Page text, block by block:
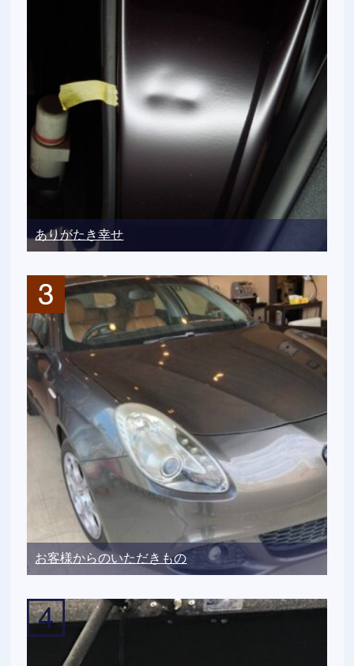
ありがたき幸せ
お客様からのいただきもの